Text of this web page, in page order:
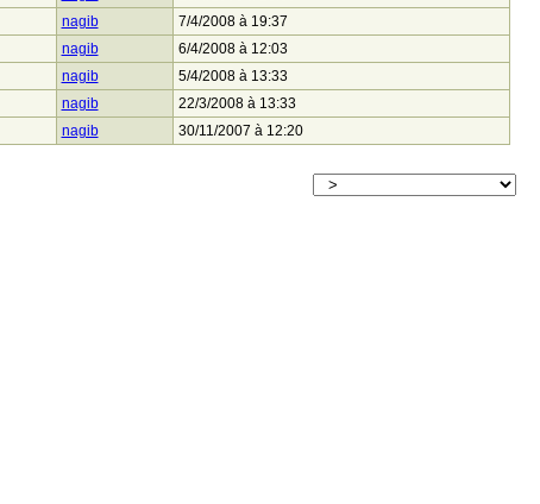
nagib
7/4/2008 à 19:37
nagib
6/4/2008 à 12:03
nagib
5/4/2008 à 13:33
nagib
22/3/2008 à 13:33
nagib 30/11/2007 à 12:20